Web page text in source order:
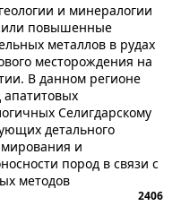
и минералогии
повышенные
металлов в рудах
месторождения на
В данном регионе
Селигдарскому
детального
и
пород в связи с
методов
2406